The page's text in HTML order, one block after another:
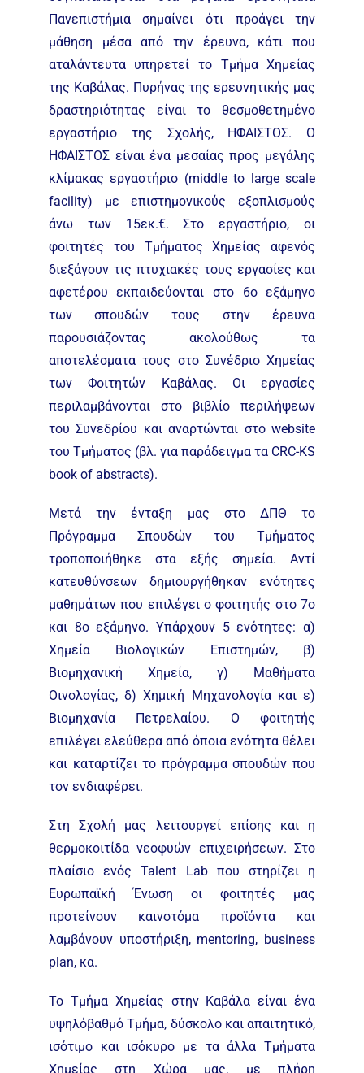
Πανεπιστήμια σημαίνει ότι προάγει την
μάθηση μέσα από την έρευνα, κάτι που
αταλάντευτα υπηρετεί το Τμήμα Χημείας
της Καβάλας. Πυρήνας της ερευνητικής μας
δραστηριότητας είναι το θεσμοθετημένο
εργαστήριο της Σχολής, ΗΦΑΙΣΤΟΣ. Ο
ΗΦΑΙΣΤΟΣ είναι ένα μεσαίας προς μεγάλης
κλίμακας εργαστήριο (middle to large scale
facility) με επιστημονικούς εξοπλισμούς
άνω των 15εκ.€. Στο εργαστήριο, οι
φοιτητές του Τμήματος Χημείας αφενός
διεξάγουν τις πτυχιακές τους εργασίες και
αφετέρου εκπαιδεύονται στο 6ο εξάμηνο
των σπουδών τους στην έρευνα
παρουσιάζοντας ακολούθως τα
αποτελέσματα τους στο Συνέδριο Χημείας
των Φοιτητών Καβάλας. Οι εργασίες
περιλαμβάνονται στο βιβλίο περιλήψεων
του Συνεδρίου και αναρτώνται στο website
του Τμήματος (βλ. για παράδειγμα τα CRC-KS
book of abstracts).
Μετά την ένταξη μας στο ΔΠΘ το
Πρόγραμμα Σπουδών του Τμήματος
τροποποιήθηκε στα εξής σημεία. Αντί
κατευθύνσεων δημιουργήθηκαν ενότητες
μαθημάτων που επιλέγει ο φοιτητής στο 7ο
και 8ο εξάμηνο. Υπάρχουν 5 ενότητες: α)
Χημεία Βιολογικών Επιστημών, β)
Βιομηχανική Χημεία, γ) Μαθήματα
Οινολογίας, δ) Χημική Μηχανολογία και ε)
Βιομηχανία Πετρελαίου. Ο φοιτητής
επιλέγει ελεύθερα από όποια ενότητα θέλει
και καταρτίζει το πρόγραμμα σπουδών που
τον ενδιαφέρει.
Στη Σχολή μας λειτουργεί επίσης και η
θερμοκοιτίδα νεοφυών επιχειρήσεων. Στο
πλαίσιο ενός Talent Lab που στηρίζει η
Ευρωπαϊκή Ένωση οι φοιτητές μας
προτείνουν καινοτόμα προϊόντα και
λαμβάνουν υποστήριξη, mentoring, business
plan, κα.
Το Τμήμα Χημείας στην Καβάλα είναι ένα
υψηλόβαθμό Τμήμα, δύσκολο και απαιτητικό,
ισότιμο και ισόκυρο με τα άλλα Τμήματα
Χημείας στη Χώρα μας, με πλήρη